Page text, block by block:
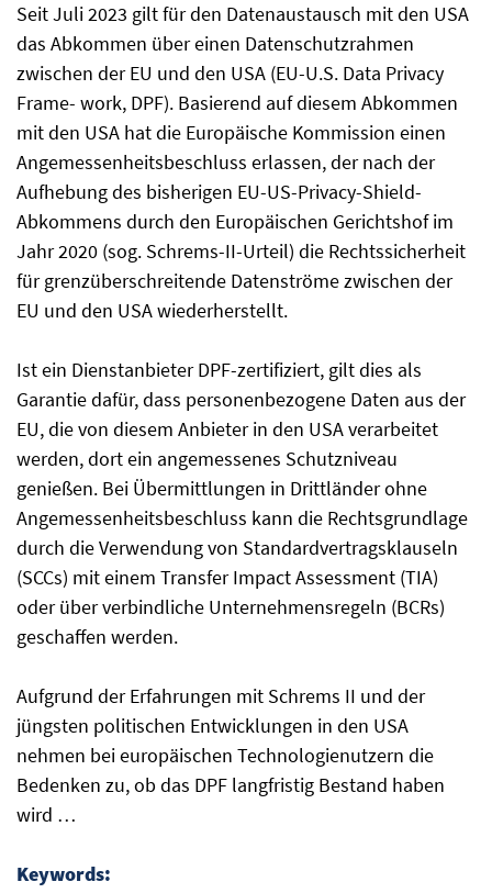
Seit Juli 2023 gilt für den Datenaustausch mit den USA
das Abkommen über einen Datenschutzrahmen
zwischen der EU und den USA (EU-U.S. Data Privacy
Frame- work, DPF). Basierend auf diesem Abkommen
mit den USA hat die Europäische Kommission einen
Angemessenheitsbeschluss erlassen, der nach der
Aufhebung des bisherigen EU-US-Privacy-Shield-
Abkommens durch den Europäischen Gerichtshof im
Jahr 2020 (sog. Schrems-II-Urteil) die Rechtssicherheit
für grenzüberschreitende Datenströme zwischen der
EU und den USA wiederherstellt.
Ist ein Dienstanbieter DPF-zertifiziert, gilt dies als
Garantie dafür, dass personenbezogene Daten aus der
EU, die von diesem Anbieter in den USA verarbeitet
werden, dort ein angemessenes Schutzniveau
genießen. Bei Übermittlungen in Drittländer ohne
Angemessenheitsbeschluss kann die Rechtsgrundlage
durch die Verwendung von Standardvertragsklauseln
(SCCs) mit einem Transfer Impact Assessment (TIA)
oder über verbindliche Unternehmensregeln (BCRs)
geschaffen werden.
Aufgrund der Erfahrungen mit Schrems II und der
jüngsten politischen Entwicklungen in den USA
nehmen bei europäischen Technologienutzern die
Bedenken zu, ob das DPF langfristig Bestand haben
wird …
Keywords: